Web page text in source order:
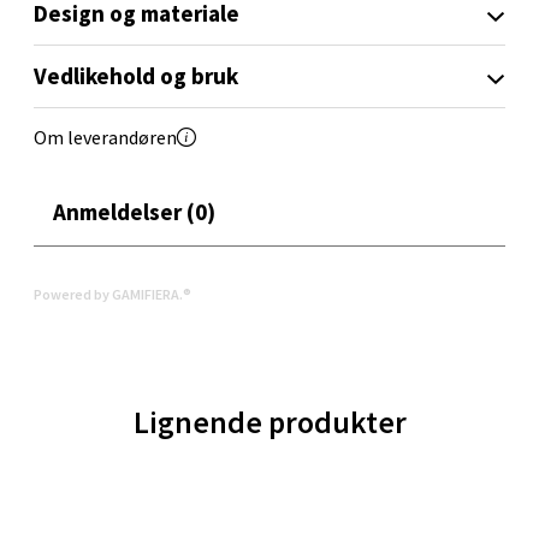
Design og materiale
Vedlikehold og bruk
Om leverandøren
Anmeldelser (0)
Powered by GAMIFIERA.®
Lignende produkter
0 i butikk